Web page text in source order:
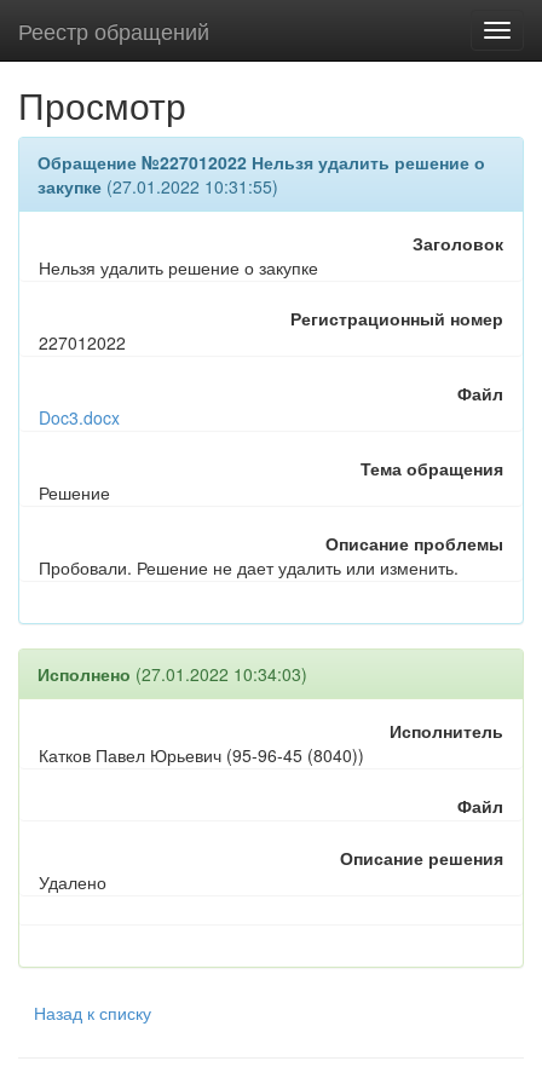
Реестр обращений
Просмотр
Обращение №227012022 Нельзя удалить решение о
закупке (27.01.2022 10:31:55)
Заголовок
Нельзя удалить решение о закупке
Регистрационный номер
227012022
Файл
Doc3.docx
Тема обращения
Решение
Описание проблемы
Пробовали. Решение не дает удалить или изменить.
Исполнено (27.01.2022 10:34:03)
Исполнитель
Катков Павел Юрьевич (95-96-45 (8040))
Файл
Описание решения
Удалено
Назад к списку